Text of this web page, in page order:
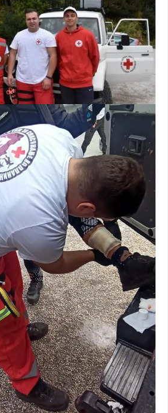
И ДЕЈСТВУВАЊЕ ПРИ КАТАСТРОФИ
СО ЈАВНОСТ
НА ЈАВНО МИСЛЕЊЕ
СОРАБОТКА
ДОГОВОРИ
НА СЛУЖБАТА ЗА БАРАЊЕ
ЗА БАРАЊА
ПРЕВЕНТИВНА ДЕЈНОСТ
ПРВА ПОМОШ
КРВОДАРИТЕЛСТВО
ЗА БОЛЕСТИ
НА ВОЛОНТЕРИ
ЗА НАС
ДЕЈСТВУВАЊЕ
ПРИРАЧНИЦИ